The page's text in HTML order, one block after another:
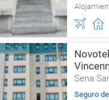
Sena
Seguro